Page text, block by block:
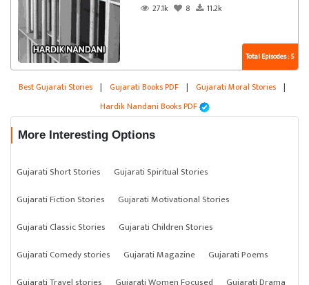
27.1k
8 11.2k
Total Episodes : 5
Best Gujarati Stories | Gujarati Books PDF | Gujarati Moral Stories |
Hardik Nandani Books PDF
More Interesting Options
Gujarati Short Stories
Gujarati Spiritual Stories
Gujarati Fiction Stories
Gujarati Motivational Stories
Gujarati Classic Stories
Gujarati Children Stories
Gujarati Comedy stories
Gujarati Magazine
Gujarati Poems